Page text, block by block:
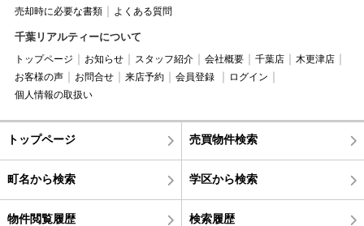
売却時に必要な書類
よくある質問
千葉リアルティーについて
トップページ お知らせ スタッフ紹介 会社概要 千葉店
木更津店
お客様の声
お問合せ 来店予約 会員登録
ログイン
個人情報の取扱い
トップページ 売買物件検索
町名から検索 学区から検索
物件閲覧履歴 検索履歴